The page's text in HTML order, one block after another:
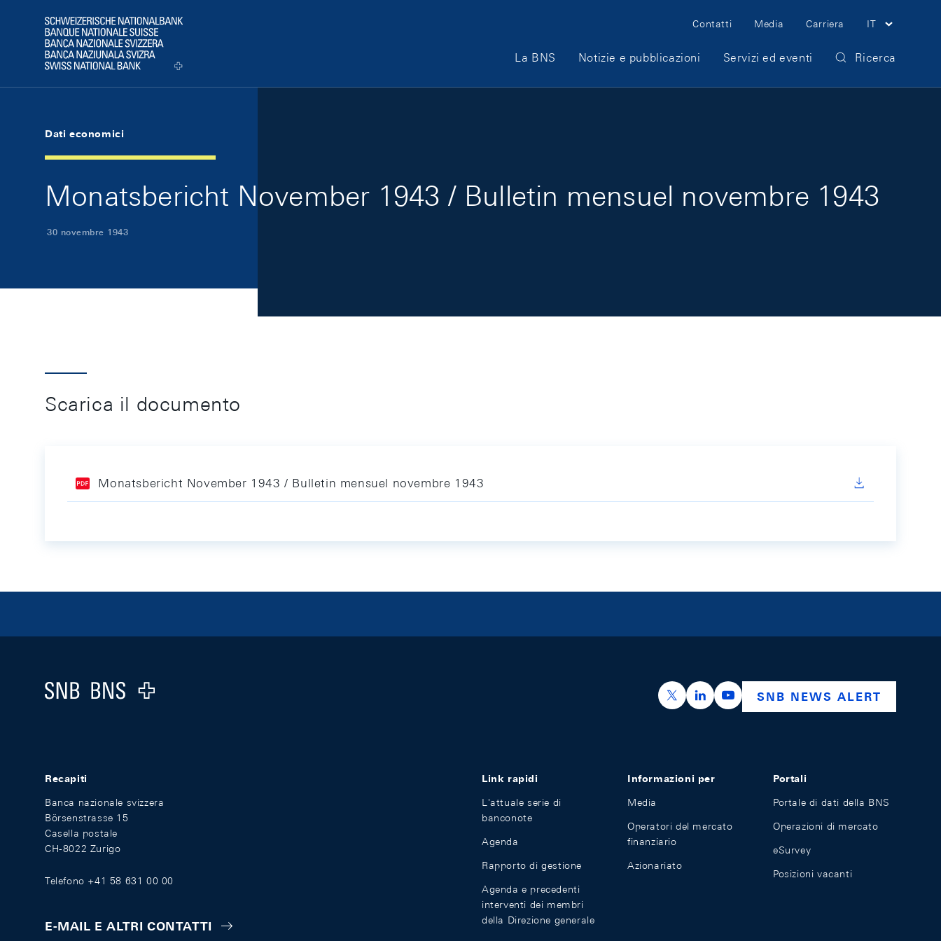
Logo
Meta Navigation
Contatti Media Carriera IT
Main Navigation
La BNS Notizie e pubblicazioni Servizi ed eventi Ricerca
Dati economici
Monatsbericht November 1943 / Bulletin mensuel novembre 1943
30 novembre 1943
Scarica il documento
Monatsbericht November 1943 / Bulletin mensuel novembre 1943
Logo
https://x.com/snb_bns
https://ch.linkedin.com/company/swiss-
https://www.youtube.com/
SNB NEWS ALERT
Recapiti
Banca nazionale svizzera
Börsenstrasse 15
Casella postale
CH-8022 Zurigo
Telefono +41 58 631 00 00
E-MAIL E ALTRI CONTATTI
Link rapidi
L'attuale serie di
banconote
Agenda
Rapporto di gestione
Agenda e precedenti
interventi dei membri
della Direzione generale
Informazioni per
Media
Operatori del mercato
finanziario
Azionariato
Portali
Portale di dati della BNS
Operazioni di mercato
eSurvey
Posizioni vacanti